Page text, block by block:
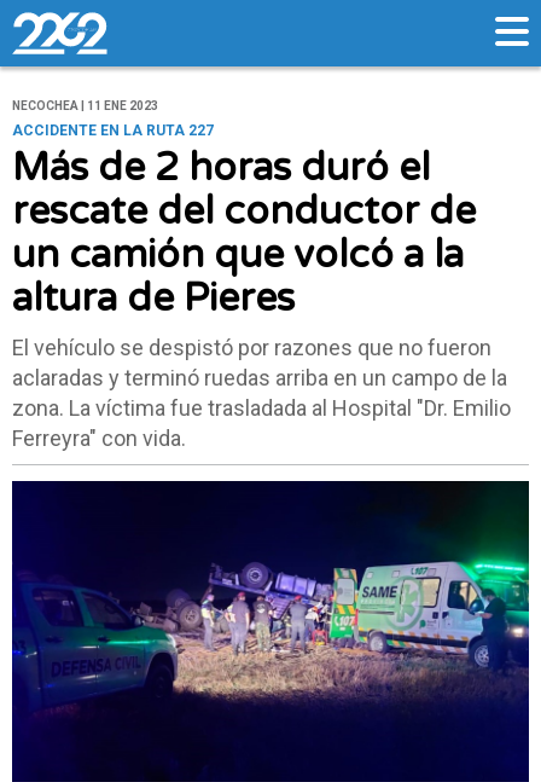
NECOCHEA | 11 ENE 2023
ACCIDENTE EN LA RUTA 227
Más de 2 horas duró el
rescate del conductor de
un camión que volcó a la
altura de Pieres
El vehículo se despistó por razones que no fueron
aclaradas y terminó ruedas arriba en un campo de la
zona. La víctima fue trasladada al Hospital "Dr. Emilio
Ferreyra" con vida.